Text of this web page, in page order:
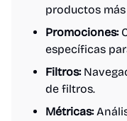
productos
Promociones:
específicas
Filtros:
de filtros.
Métricas: